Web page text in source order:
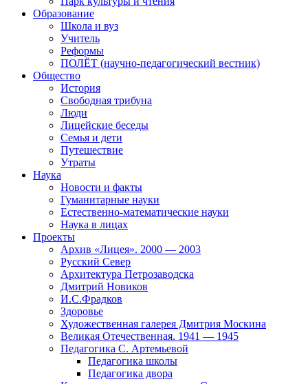
Образование
Школа и вуз
Учитель
Реформы
ПОЛЁТ (научно-педагогический вестник)
Общество
История
Свободная трибуна
Люди
Лицейские беседы
Семья и дети
Путешествие
Утраты
Наука
Новости и факты
Гуманитарные науки
Естественно-математические науки
Наука в лицах
Проекты
Архив «Лицея». 2000 — 2003
Русский Север
Архитектура Петрозаводска
Дмитрий Новиков
И.С.Фрадков
Здоровье
Художественная галерея Дмитрия Москина
Великая Отечественная. 1941 — 1945
Педагогика С. Артемьевой
Педагогика школы
Педагогика двора